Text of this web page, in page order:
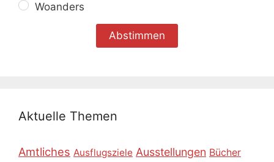
Woanders
Aktuelle Themen
Amtliches Ausflugsziele Ausstellungen Bücher